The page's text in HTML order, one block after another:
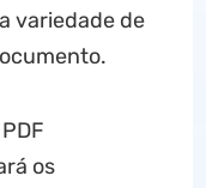
variedade de
os